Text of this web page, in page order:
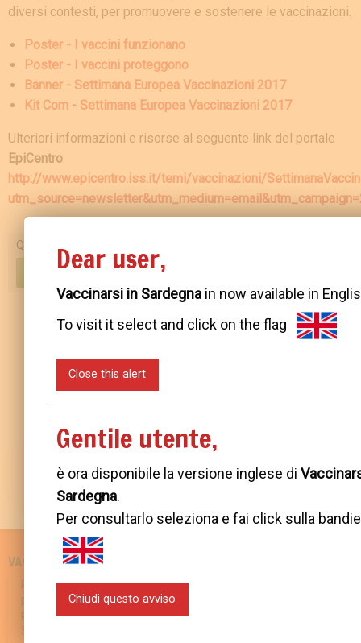
diversi contesti, per promuovere e sostenere le vaccinazioni.
Poster - I vaccini funzionano
Poster - I vaccini proteggono
Banner - Settimana Europea Vaccinazioni 2017
Kit Com - Settimana Europea Vaccinazioni 2017
Ulteriori informazioni e risorse al seguente link del portale
EpiCentro:
http://www.epicentro.iss.it/temi/vaccinazioni/
Questo contenuto ti è stato utile?
NEWS PRECEDENTE
Morbillo in Italia: aggiornamento…
TORNA A
Notizie
Settimana Europea delle Vaccinazioni:…
VACCINAZIONI IN SARDEGNA
Politiche regionali per la
prevenzione
Prevenzione vaccinale in
Sardegna
Dear user,
Vaccinarsi in Sardegna in now available in
To visit it select and click on the flag
Close this alert
Gentile utente,
è ora disponibile la versione inglese di
Sardegna.
Per consultarlo seleziona e fai click sulla
Chiudi questo avviso